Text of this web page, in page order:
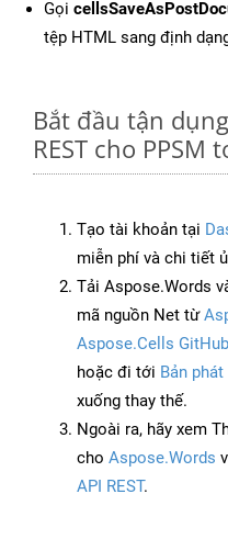
Gọi
tệp HTML sang định
Bắt đầu tận
REST cho PPSM
Tạo tài khoản tại
miễn phí và chi tiết
Tải Aspose.Words
mã nguồn Net từ
Aspose.Cells GitHub
hoặc đi tới Bản phát
xuống thay thế.
Ngoài ra, hãy xem
cho Aspose.Words
API REST.